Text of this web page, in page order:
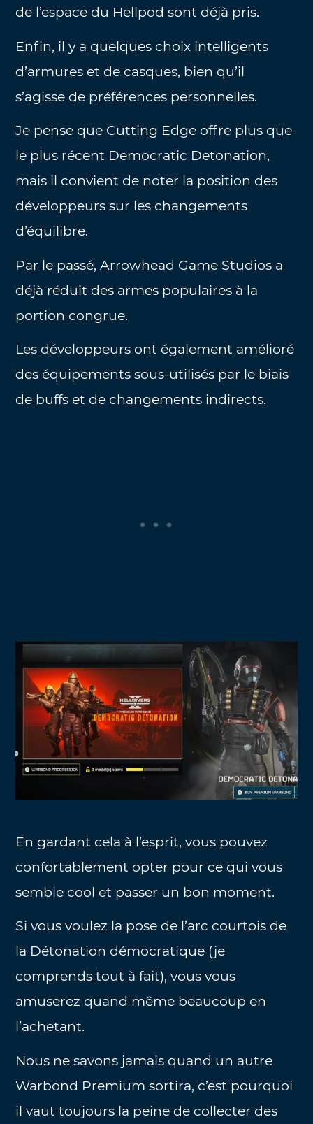
de l’espace du Hellpod sont déjà pris.
Enfin, il y a quelques choix intelligents
d’armures et de casques, bien qu’il
s’agisse de préférences personnelles.
Je pense que Cutting Edge offre plus que
le plus récent Democratic Detonation,
mais il convient de noter la position des
développeurs sur les changements
d’équilibre.
Par le passé, Arrowhead Game Studios a
déjà réduit des armes populaires à la
portion congrue.
Les développeurs ont également amélioré
des équipements sous-utilisés par le biais
de buffs et de changements indirects.
En gardant cela à l’esprit, vous pouvez
confortablement opter pour ce qui vous
semble cool et passer un bon moment.
Si vous voulez la pose de l’arc courtois de
la Détonation démocratique (je
comprends tout à fait), vous vous
amuserez quand même beaucoup en
l’achetant.
Nous ne savons jamais quand un autre
Warbond Premium sortira, c’est pourquoi
il vaut toujours la peine de collecter des